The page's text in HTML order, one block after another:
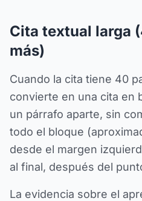
Cita textual larga
más)
Cuando la cita tiene 40
convierte en una cita en
un párrafo aparte, sin
todo el bloque
desde el margen
al final, después del
La evidencia sobre el